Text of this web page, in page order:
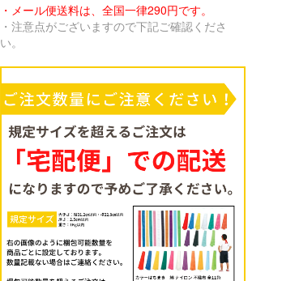
・メール便送料は、全国一律290円です。
・注意点がございますので下記ご確認くださ
い。